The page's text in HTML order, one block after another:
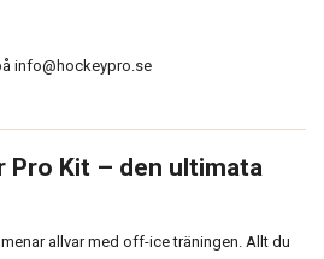
info@hockeypro.se
Pro Kit – den ultimata
allvar med off-ice träningen. Allt du